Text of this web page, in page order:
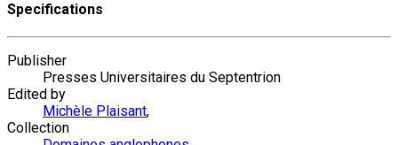
Specifications
Publisher
Presses Universitaires du Septentrion
Edited by
Michèle Plaisant,
Collection